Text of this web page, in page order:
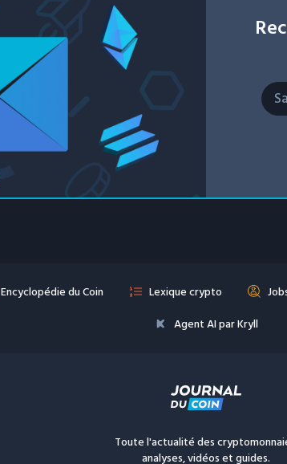
Encyclopédie du Coin Lexique crypto
Agent AI par Kryll
Toute l'actualité des
analyses, vidéos et guides.